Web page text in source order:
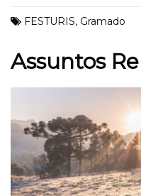
FESTURIS, Gramado
Assuntos